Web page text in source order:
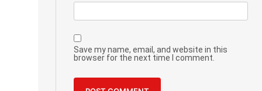
Save my name, email, and website in this
browser for the next time I comment.